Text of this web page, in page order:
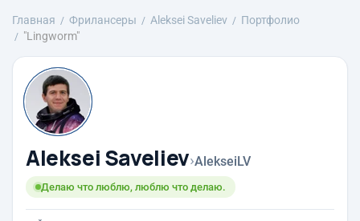
Главная Фрилансеры Aleksei Saveliev
Портфолио
"Lingworm"
Aleksei Saveliev›AlekseiLV
Делаю что люблю, люблю что делаю.